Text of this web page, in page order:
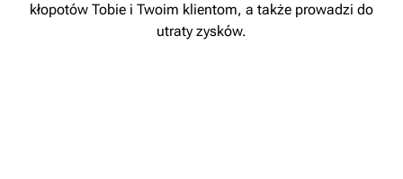
kłopotów Tobie i Twoim klientom, a także prowadzi do
utraty zysków.